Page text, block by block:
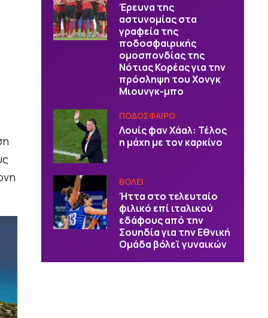
Έρευνα της
αστυνομίας στα
γραφεία της
ποδοσφαιρικής
ομοσπονδίας της
Νότιας Κορέας για την
πρόσληψη του Χονγκ
Μιουνγκ-μπο
ΠΟΔΟΣΦΑΙΡΟ
Λουίς φαν Χάαλ: Τέλος
η μάχη με τον καρκίνο
ΒOΛΕΙ
Ήττα στο τελευταίο
φιλικό επί ιταλικού
εδάφους από την
Σουηδία για την Εθνική
Ομάδα βόλεϊ γυναικών